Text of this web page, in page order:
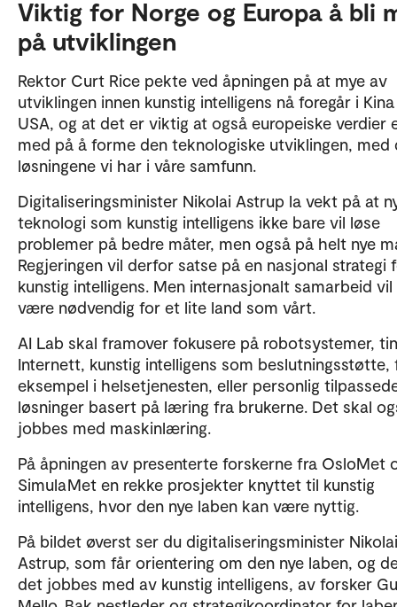
Viktig for Norge og Europa å bli
på utviklingen
Rektor Curt Rice pekte ved åpningen på at mye av
utviklingen innen kunstig intelligens nå foregår i
USA, og at det er viktig at også europeiske verdier
med på å forme den teknologiske utviklingen, med
løsningene vi har i våre samfunn.
Digitaliseringsminister Nikolai Astrup la vekt på at
teknologi som kunstig intelligens ikke bare vil løse
problemer på bedre måter, men også på helt nye
Regjeringen vil derfor satse på en nasjonal strategi
kunstig intelligens. Men internasjonalt samarbeid vil
være nødvendig for et lite land som vårt.
AI Lab skal framover fokusere på robotsystemer,
Internett, kunstig intelligens som beslutningsstøtte,
eksempel i helsetjenesten, eller personlig
løsninger basert på læring fra brukerne. Det skal
jobbes med maskinlæring.
På åpningen av presenterte forskerne fra OsloMet
SimulaMet en rekke prosjekter knyttet til kunstig
intelligens, hvor den nye laben kan være nyttig.
På bildet øverst ser du digitaliseringsminister Nikolai
Astrup, som får orientering om den nye laben, og
det jobbes med av kunstig intelligens, av forsker